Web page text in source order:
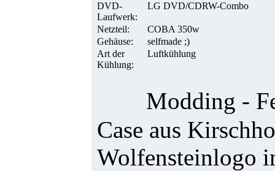
DVD-
Laufwerk:
LG DVD/CDRW-Combo
Netzteil:
COBA 350w
Gehäuse:
selfmade ;)
Art der
Kühlung:
Luftkühlung
Modding -
Case aus
Wolfensteinlogo